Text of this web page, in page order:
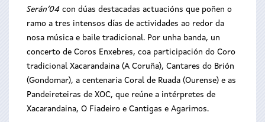
Serán’04 con dúas destacadas actuacións que poñen o
ramo a tres intensos días de actividades ao redor da
nosa música e baile tradicional. Por unha banda, un
concerto de Coros Enxebres, coa participación do Coro
tradicional Xacarandaina (A Coruña), Cantares do Brión
(Gondomar), a centenaria Coral de Ruada (Ourense) e as
Pandeireteiras de XOC, que reúne a intérpretes de
Xacarandaina, O Fiadeiro e Cantigas e Agarimos.